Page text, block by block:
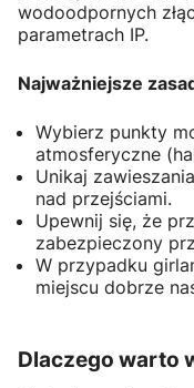
wodoodpornych
parametrach IP.
Najważniejsze
Wybierz punkty
atmosferyczne
Unikaj
nad przejściami.
Upewnij się, że
zabezpieczony
W przypadku
miejscu dobrze
Dlaczego warto